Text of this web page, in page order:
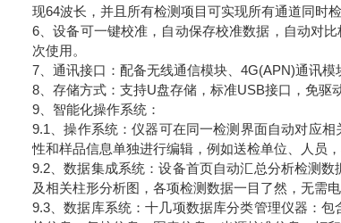
现64波长，并且所有检测项目可实现所有通道同时检
6、设备可一键校准，自动保存校准数据，自动对
次使用。
7、通讯接口：配备无线通信模块、4G(APN)通讯
8、存储方式：支持U盘存储，标准USB接口，免
9、智能化操作系统：
9.1、操作系统：仪器可在同一检测界面自动对应
性和样品信息单独进行编辑，例如送检单位、人员
9.2、数据集成系统：设备首页自动汇总分析检测
及相关柱形分析图，各项检测数据一目了然，无需
9.3、数据库系统：十几项数据库分类管理仪器：